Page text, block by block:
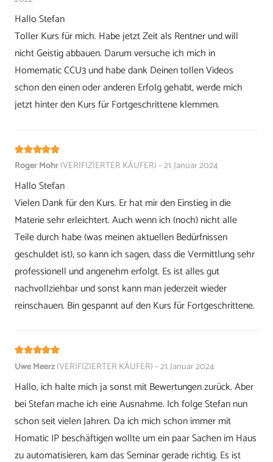
Hallo Stefan
Toller Kurs für mich. Habe jetzt Zeit als Rentner und will
nicht Geistig abbauen. Darum versuche ich mich in
Homematic CCU3 und habe dank Deinen tollen Videos
schon den einen oder anderen Erfolg gehabt, werde mich
jetzt hinter den Kurs für Fortgeschrittene klemmen.
Bewertet mit5von 5
Roger Mohr(VERIFIZIERTER KÄUFER)–21. Januar 2024
Hallo Stefan
Vielen Dank für den Kurs. Er hat mir den Einstieg in die
Materie sehr erleichtert. Auch wenn ich (noch) nicht alle
Teile durch habe (was meinen aktuellen Bedürfnissen
geschuldet ist), so kann ich sagen, dass die Vermittlung sehr
professionell und angenehm erfolgt. Es ist alles gut
nachvollziehbar und sonst kann man jederzeit wieder
reinschauen. Bin gespannt auf den Kurs für Fortgeschrittene.
Bewertet mit5von 5
Uwe Meerz(VERIFIZIERTER KÄUFER)–21. Januar 2024
Hallo, ich halte mich ja sonst mit Bewertungen zurück. Aber
bei Stefan mache ich eine Ausnahme. Ich folge Stefan nun
schon seit vielen Jahren. Da ich mich schon immer mit
Homatic IP beschäftigen wollte um ein paar Sachen im Haus
zu automatisieren, kam das Seminar gerade richtig. Es ist